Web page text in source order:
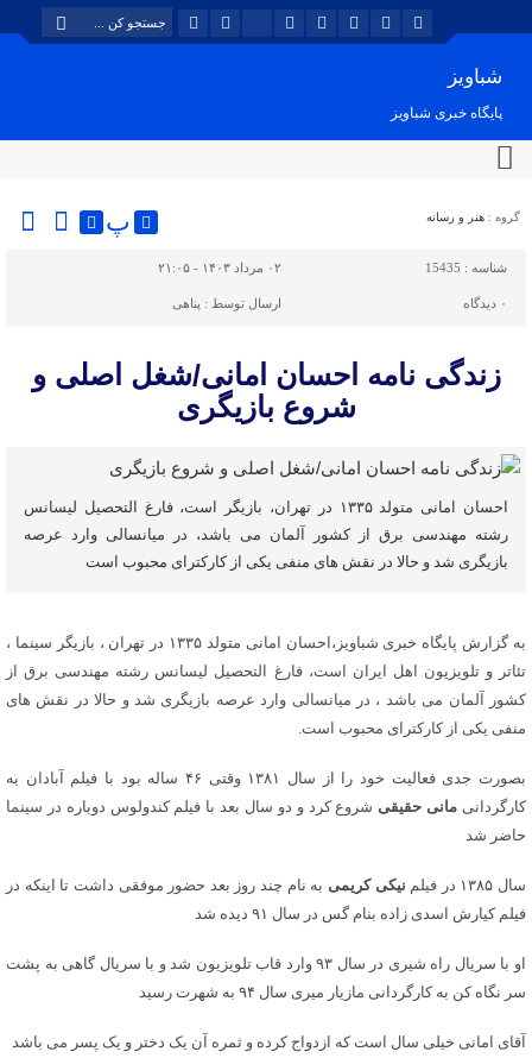
شباویز
پایگاه خبری شباویز
گروه : هنر و رسانه پ
شناسه : 15435 ۰۲ مرداد ۱۴۰۳ - ۲۱:۰۵
۰ دیدگاه ارسال توسط : پناهی
زندگی نامه احسان امانی/شغل اصلی و
شروع بازیگری
احسان امانی متولد ۱۳۳۵ در تهران، بازیگر است، فارغ التحصیل لیسانس
رشته مهندسی برق از کشور آلمان می باشد، در میانسالی وارد عرصه
بازیگری شد و حالا در نقش های منفی یکی از کارکترای محبوب است
به گزارش پایگاه خبری شباویز،احسان امانی متولد ۱۳۳۵ در تهران ، بازیگر سینما ،
تئاتر و تلویزیون اهل ایران است، فارغ التحصیل لیسانس رشته مهندسی برق از
کشور آلمان می باشد ، در میانسالی وارد عرصه بازیگری شد و حالا در نقش های
منفی یکی از کارکترای محبوب است.
بصورت جدی فعالیت خود را از سال ۱۳۸۱ وقتی ۴۶ ساله بود با فیلم آبادان به
کارگردانی مانی حقیقی شروع کرد و دو سال بعد با فیلم کندولوس دوباره در سینما
حاضر شد
سال ۱۳۸۵ در فیلم نیکی کریمی به نام چند روز بعد حضور موفقی داشت تا اینکه در
فیلم کیارش اسدی زاده بنام گس در سال ۹۱ دیده شد
او با سریال راه شیری در سال ۹۳ وارد قاب تلویزیون شد و با سریال گاهی به پشت
سر نگاه کن به کارگردانی مازیار میری سال ۹۴ به شهرت رسید
آقای امانی خیلی سال است که ازدواج کرده و ثمره آن یک دختر و یک پسر می باشد